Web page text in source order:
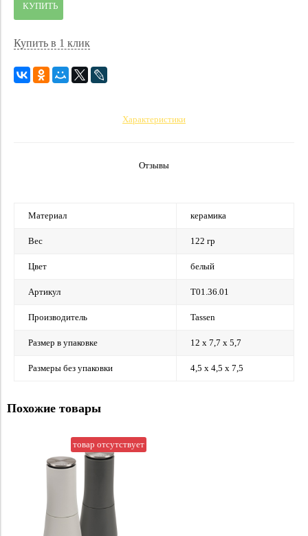
КУПИТЬ
Купить в 1 клик
Характеристики
Отзывы
Материал керамика
Вес 122 гр
Цвет белый
Артикул T01.36.01
Производитель Tassen
Размер в упаковке 12 х 7,7 х 5,7
Размеры без упаковки 4,5 х 4,5 х 7,5
Похожие товары
товар отсутствует